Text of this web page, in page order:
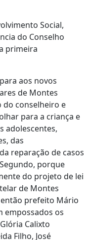
Social,
do Conselho
primeira
aos novos
de Montes
do conselheiro e
para a criança e
adolescentes,
das
reparação de casos
porque
do projeto de lei
de Montes
prefeito Mário
empossados os
Calixto
Filho, José